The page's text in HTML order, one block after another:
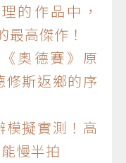
的作品中，
最高傑作！
奧德賽》原
修斯返鄉的序
擬實測！高
慢半拍